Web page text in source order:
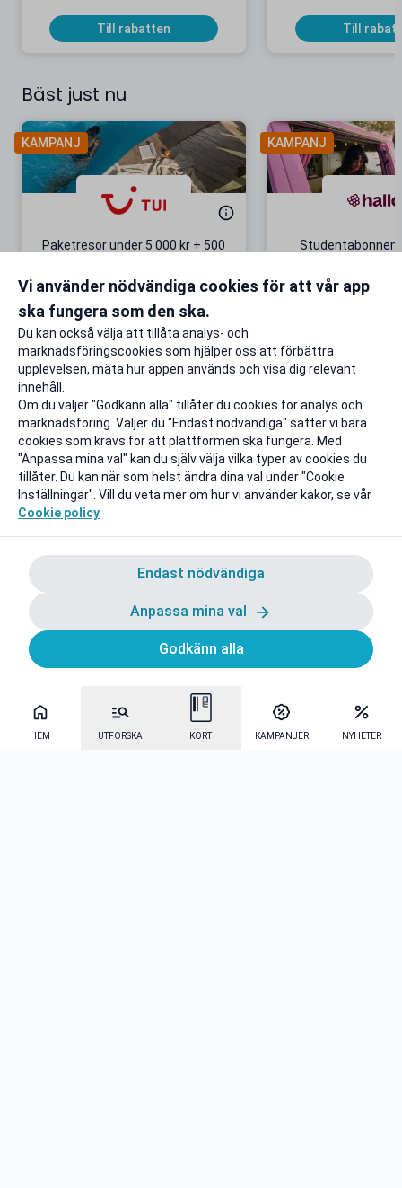
HEM UTFORSKA KORT KAMPANJER NYHETER
Till rabatten Till
Bäst just nu
KAMPANJ
Paketresor under 5 000 kr + 500
Gäller även på redan prissänkta
Till rabatten
KAMPANJ
+ 20 GB
Vi använder nödvändiga cookies för att vår app
ska fungera som den ska.
Du kan också välja att tillåta analys- och
marknadsföringscookies som hjälper oss att förbättra
upplevelsen, mäta hur appen används och visa dig relevant
innehåll.
Om du väljer "Godkänn alla" tillåter du cookies för analys och
marknadsföring. Väljer du "Endast nödvändiga" sätter vi bara
cookies som krävs för att plattformen ska fungera. Med
"Anpassa mina val" kan du själv välja vilka typer av cookies du
tillåter. Du kan när som helst ändra dina val under "Cookie
Inställningar". Vill du veta mer om hur vi använder kakor, se vår
Cookie policy
Endast nödvändiga
Anpassa mina val
Godkänn alla